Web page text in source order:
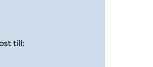
till: